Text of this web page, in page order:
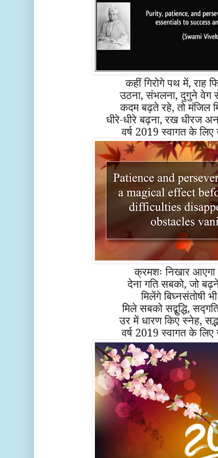
कहीं गिरोगे पथ में, राह
उठना, संभलना, दुगुने वेग
कदम बढ़ते रहे, तो मंजिल
धीरे-धीरे बढ़ना, रख धीरज
वर्ष 2019 स्वागत के लिए
क्रमशः निखार
देना गति सबको, जो
मिलेंगे बिघ्नसंतोषी
मिले सबको सद्बुद्धि,
उर में धारण किए स्नेह,
वर्ष 2019 स्वागत के लिए